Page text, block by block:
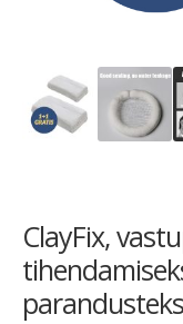
ClayFix,
parandusteks